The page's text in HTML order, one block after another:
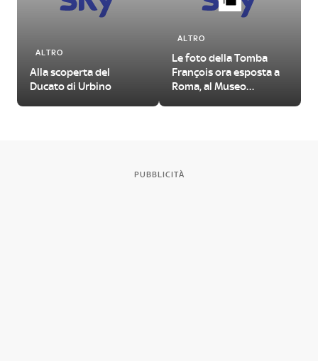
ALTRO
Alla scoperta del
Ducato di Urbino
ALTRO
Le foto della Tomba
François ora esposta a
Roma, al Museo
PUBBLICITÀ